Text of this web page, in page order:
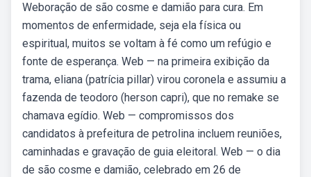
Weboração de são cosme e damião para cura. Em
momentos de enfermidade, seja ela física ou
espiritual, muitos se voltam à fé como um refúgio e
fonte de esperança. Web — na primeira exibição da
trama, eliana (patrícia pillar) virou coronela e assumiu a
fazenda de teodoro (herson capri), que no remake se
chamava egídio. Web — compromissos dos
candidatos à prefeitura de petrolina incluem reuniões,
caminhadas e gravação de guia eleitoral. Web — o dia
de são cosme e damião, celebrado em 26 de